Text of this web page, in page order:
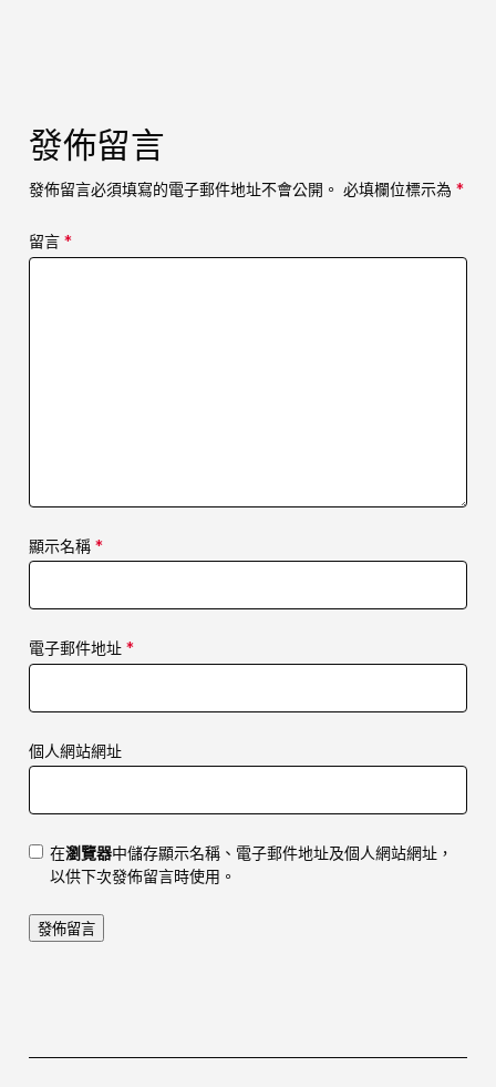
發佈留言
發佈留言必須填寫的電子郵件地址不會公開。 必填欄位標示為 *
留言 *
顯示名稱 *
電子郵件地址 *
個人網站網址
在瀏覽器中儲存顯示名稱、電子郵件地址及個人網站網址，
以供下次發佈留言時使用。